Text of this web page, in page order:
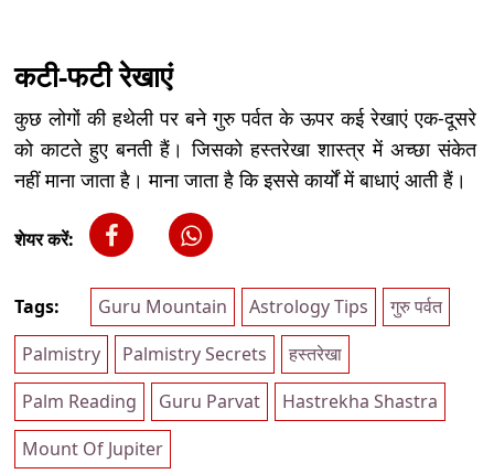
कटी-फटी रेखाएं
कुछ लोगों की हथेली पर बने गुरु पर्वत के ऊपर कई रेखाएं एक-दूसरे
को काटते हुए बनती हैं। जिसको हस्तरेखा शास्त्र में अच्छा संकेत
नहीं माना जाता है। माना जाता है कि इससे कार्यों में बाधाएं आती हैं।
शेयर करें:
Tags: Guru Mountain Astrology Tips
गुरु पर्वत
Palmistry
Palmistry Secrets
हस्तरेखा
Palm Reading
Guru Parvat
Hastrekha Shastra
Mount Of Jupiter